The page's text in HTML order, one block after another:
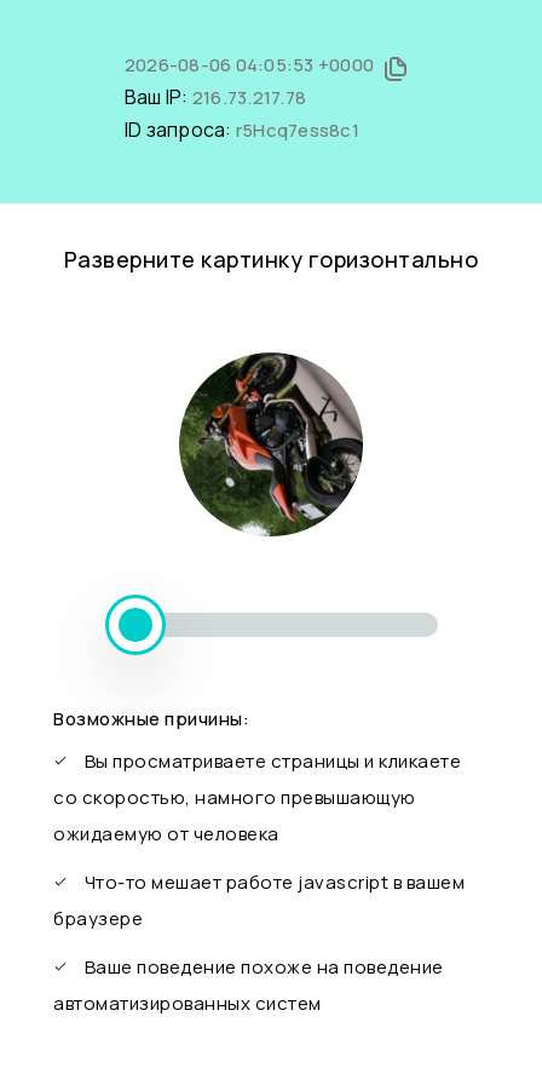
2026-08-06 04:05:53 +0000
Ваш IP: 216.73.217.78
ID запроса: r5Hcq7ess8c1
Разверните картинку горизонтально
Возможные причины:
Вы просматриваете страницы и кликаете
со скоростью, намного превышающую
ожидаемую от человека
Что-то мешает работе javascript в вашем
браузере
Ваше поведение похоже на поведение
автоматизированных систем